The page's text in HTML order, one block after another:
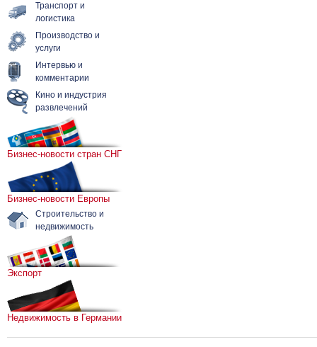
Транспорт и
логистика
Производство и
услуги
Интервью и
комментарии
Кино и индустрия
развлечений
Бизнес-новости стран СНГ
Бизнес-новости Европы
Строительство и
недвижимость
Экспорт
Недвижимость в Германии